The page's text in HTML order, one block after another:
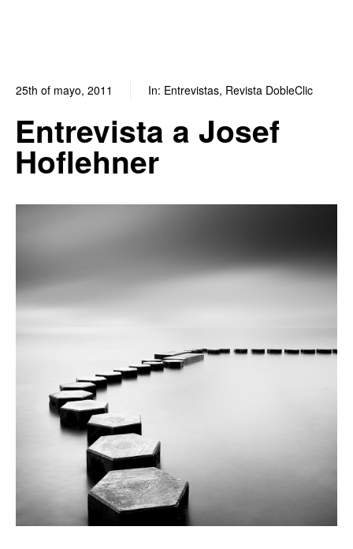
25th of mayo, 2011 In: Entrevistas, Revista DobleClic
Entrevista a Josef
Hoflehner